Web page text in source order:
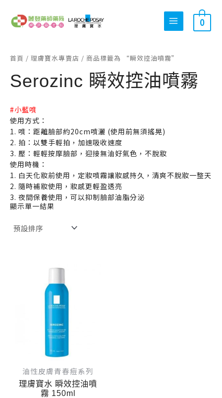
0
首頁 / 理膚寶水專賣店 / 商品標籤為 “瞬效控油噴霧”
Serozinc 瞬效控油噴霧
#小藍噴
使用方式：
1. 噴：距離臉部約20cm噴灑 (使用前無須搖晃)
2. 拍：以雙手輕拍，加速吸收速度
3. 壓：輕輕按摩臉部，迎接無油好氣色，不脫妝
使用時機：
1. 白天化妝前使用，定妝噴霧讓妝感持久，清爽不脫妝一整天
2. 隨時補妝使用，妝感更輕盈透亮
3. 夜間保養使用，可以抑制臉部油脂分泌
顯示單一結果
油性皮膚青春痘系列
理膚寶水 瞬效控油噴
霧 150ml
原
始
價
格：
尋
字
: